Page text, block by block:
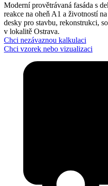
Moderní provětrávaná fasáda s
reakce na oheň A1 a životností
desky pro stavbu, rekonstrukci,
v lokalitě Ostrava.
Chci nezávaznou kalkulaci
Chci vzorek nebo vizualizaci